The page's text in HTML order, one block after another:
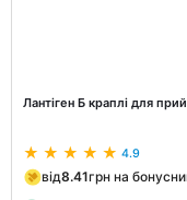
Лантіген Б краплі для
4.9
від8.41грн на